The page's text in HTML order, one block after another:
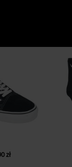
zł